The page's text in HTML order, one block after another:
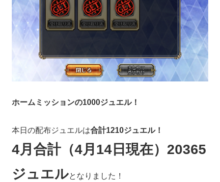
ホームミッションの1000ジュエル！
本日の配布ジュエルは合計1210ジュエル！
4月合計（4月14日現在）20365
ジュエルとなりました！